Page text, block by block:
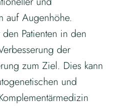
auf Augenhöhe.
Patienten in den
der
zum Ziel. Dies kann
und